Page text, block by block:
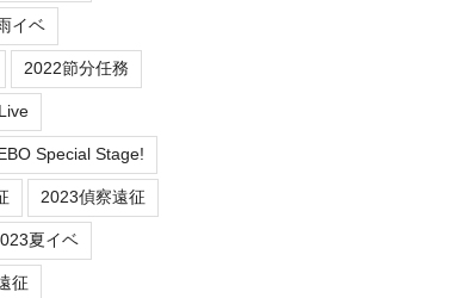
イベ
2022節分任務
Special Stage!
2023偵察遠征
夏イベ
征